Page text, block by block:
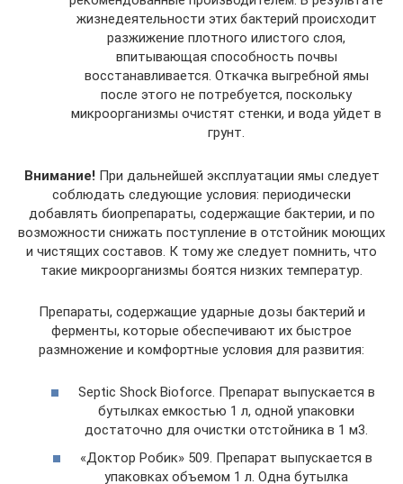
жизнедеятельности этих бактерий происходит
разжижение плотного илистого слоя,
впитывающая способность почвы
восстанавливается. Откачка выгребной ямы
после этого не потребуется, поскольку
микроорганизмы очистят стенки, и вода уйдет в
грунт.
Внимание! При дальнейшей эксплуатации ямы следует
соблюдать следующие условия: периодически
добавлять биопрепараты, содержащие бактерии, и по
возможности снижать поступление в отстойник моющих
и чистящих составов. К тому же следует помнить, что
такие микроорганизмы боятся низких температур.
Препараты, содержащие ударные дозы бактерий и
ферменты, которые обеспечивают их быстрое
размножение и комфортные условия для развития:
Septic Shock Bioforce. Препарат выпускается в
бутылках емкостью 1 л, одной упаковки
достаточно для очистки отстойника в 1 м3.
«Доктор Робик» 509. Препарат выпускается в
упаковках объемом 1 л. Одна бутылка